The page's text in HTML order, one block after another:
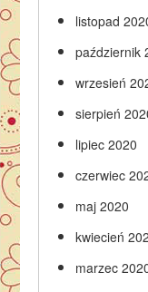
listopad
październik
wrzesień
sierpień
lipiec 2020
czerwiec
maj 2020
kwiecień
marzec